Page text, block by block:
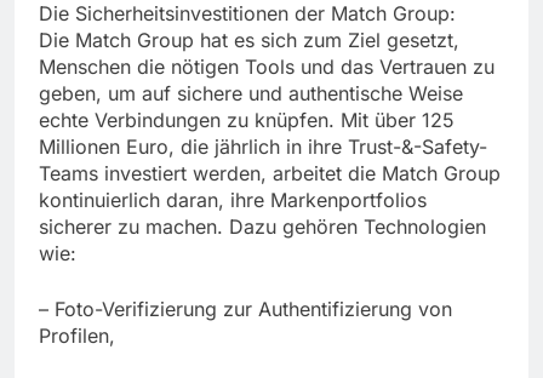
Die Sicherheitsinvestitionen der Match Group:
Die Match Group hat es sich zum Ziel gesetzt,
Menschen die nötigen Tools und das Vertrauen zu
geben, um auf sichere und authentische Weise
echte Verbindungen zu knüpfen. Mit über 125
Millionen Euro, die jährlich in ihre Trust-&-Safety-
Teams investiert werden, arbeitet die Match Group
kontinuierlich daran, ihre Markenportfolios
sicherer zu machen. Dazu gehören Technologien
wie:
– Foto-Verifizierung zur Authentifizierung von
Profilen,